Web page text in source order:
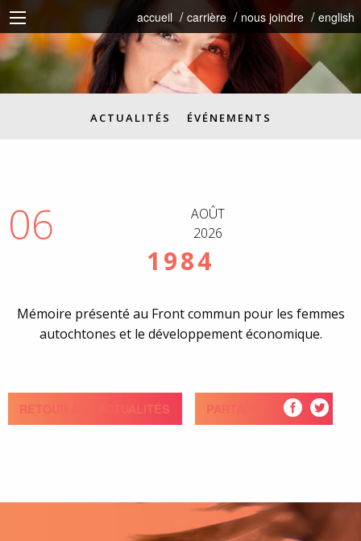
accueil carrière nous joindre english
ACTUALITÉS ÉVÉNEMENTS
06
AOÛT
2026
1984
Mémoire présenté au Front commun pour les femmes
autochtones et le développement économique.
RETOUR AUX ACTUALITÉS PARTAGEZ